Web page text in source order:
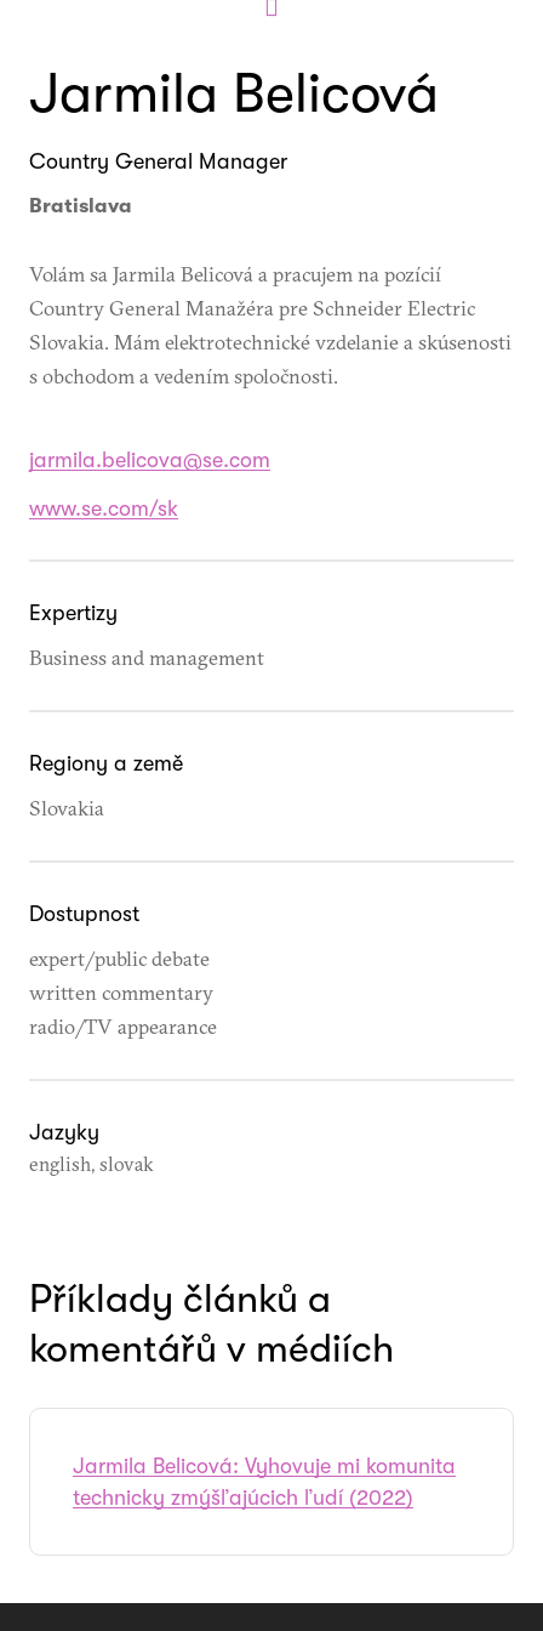
Jarmila Belicová
Country General Manager
Bratislava
Volám sa Jarmila Belicová a pracujem na pozícií
Country General Manažéra pre Schneider Electric
Slovakia. Mám elektrotechnické vzdelanie a skúsenosti
s obchodom a vedením spoločnosti.
jarmila.belicova@se.com
www.se.com/sk
Expertizy
Business and management
Regiony a země
Slovakia
Dostupnost
expert/public debate
written commentary
radio/TV appearance
Jazyky
english, slovak
Příklady článků a
komentářů v médiích
Jarmila Belicová: Vyhovuje mi komunita
technicky zmýšľajúcich ľudí (2022)